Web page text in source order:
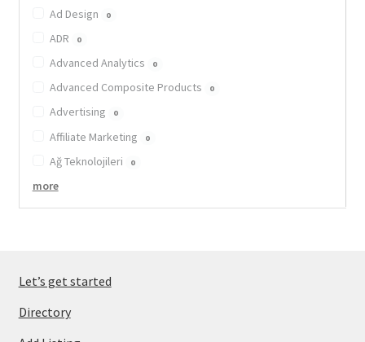
Ad Design 0
ADR 0
Advanced Analytics 0
Advanced Composite Products 0
Advertising 0
Affiliate Marketing 0
Ağ Teknolojileri 0
more
Let’s get started
Directory